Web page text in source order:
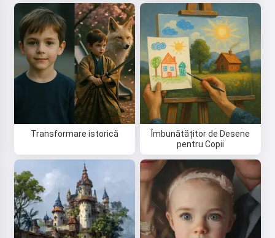
Transformare istorică
Îmbunătățitor de Desene
pentru Copii